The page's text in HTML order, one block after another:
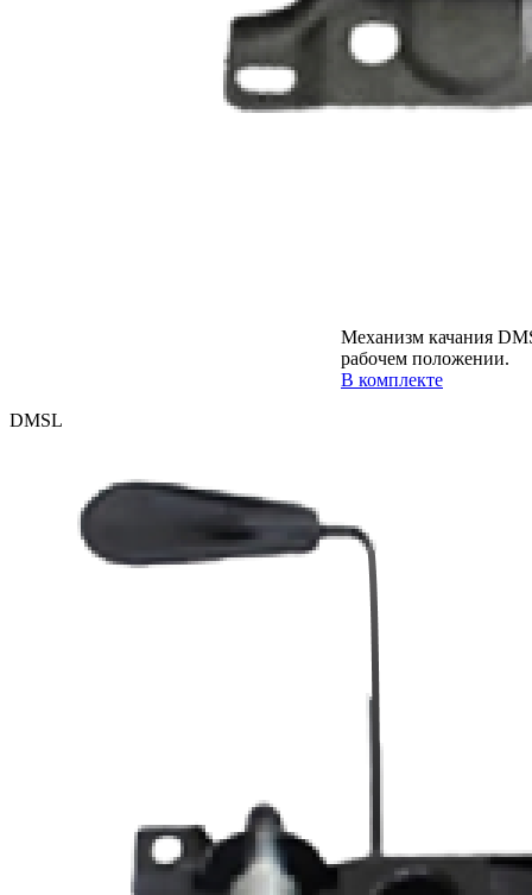
Механизм качания
рабочем положении.
В комплекте
DMSL